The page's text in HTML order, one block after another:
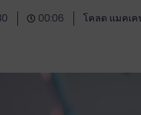
00:06 โคลด แมคเ